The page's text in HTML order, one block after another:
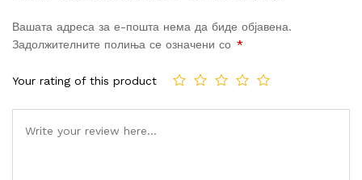
Вашата адреса за е-пошта нема да биде објавена.
Задолжителните полиња се означени со *
Your rating of this product